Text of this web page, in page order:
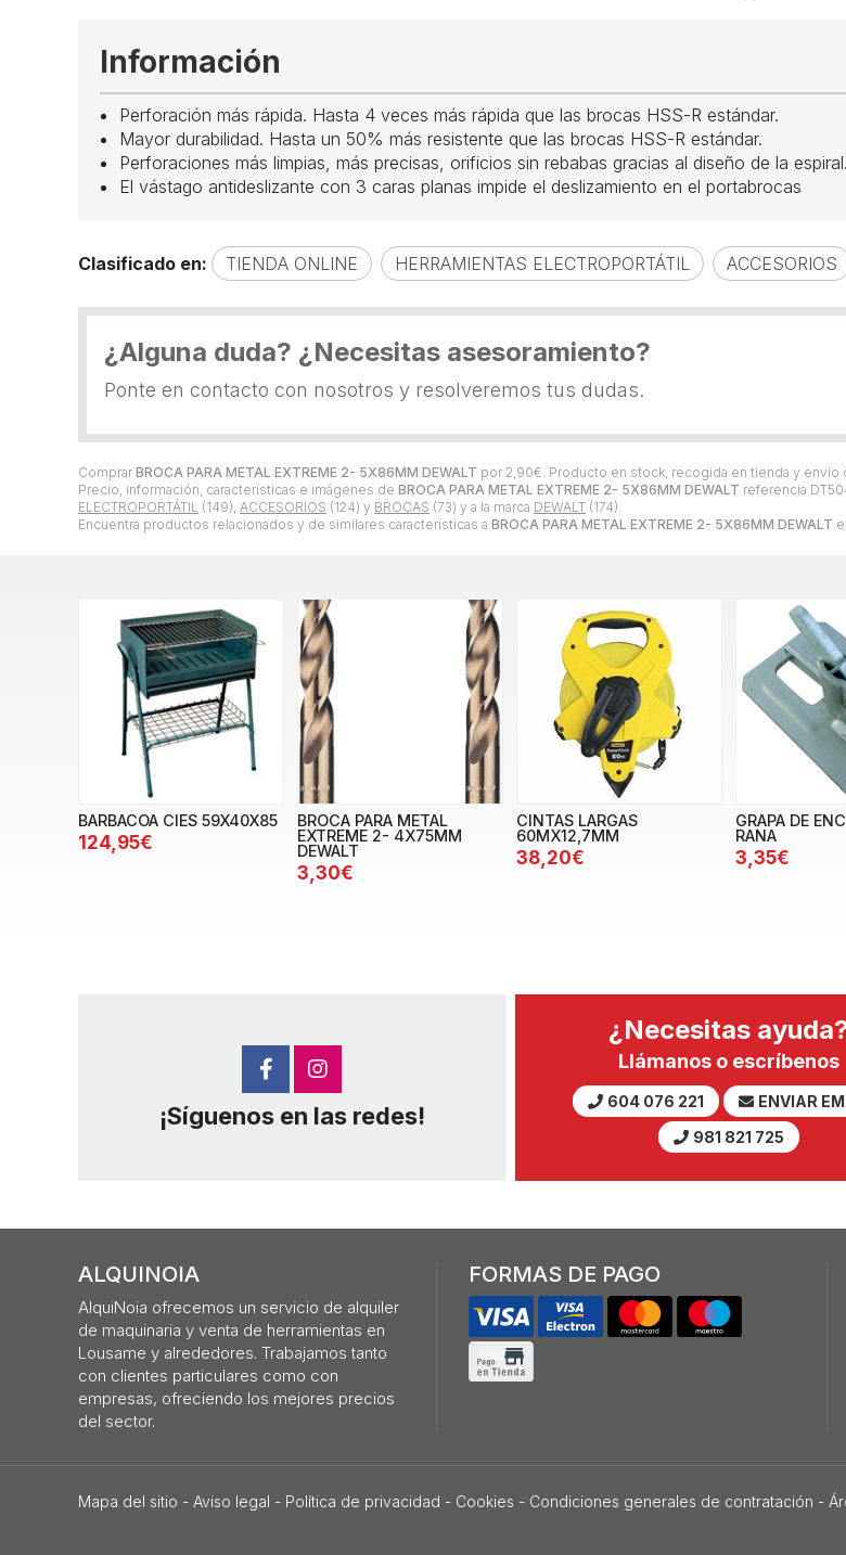
Comprar BROCA PARA METAL EXTREME 2- 5X86MM DEWALT por 2,90€. Producto en stock, recogida en tienda y envío
Precio, información, características e imágenes de BROCA PARA METAL EXTREME 2- 5X86MM DEWALT referencia
ELECTROPORTÁTIL (149), ACCESORIOS (124) y BROCAS (73) y a la marca DEWALT (174).
Encuentra productos relacionados y de similares características a BROCA PARA METAL EXTREME 2- 5X86MM DEWALT
Información
Perforación más rápida. Hasta 4 veces más rápida que las brocas HSS-R estándar.
Mayor durabilidad. Hasta un 50% más resistente que las brocas HSS-R estándar.
Perforaciones más limpias, más precisas, orificios sin rebabas gracias al diseño de la espiral.
El vástago antideslizante con 3 caras planas impide el deslizamiento en el portabrocas
Clasificado en: TIENDA ONLINE HERRAMIENTAS ELECTROPORTÁTIL ACCESORIOS
¿Alguna duda? ¿Necesitas asesoramiento?
Ponte en contacto con nosotros y resolveremos tus dudas.
BARBACOA CIES 59X40X85
124,95€
BROCA PARA METAL
EXTREME 2- 4X75MM
DEWALT
3,30€
CINTAS LARGAS
60MX12,7MM
38,20€
GRAPA DE
RANA
3,35€
¡Síguenos en las redes!
¿Necesitas
Llámanos o escríbenos
604 076 221
ENVIAR
981 821 725
ALQUINOIA
AlquiNoia ofrecemos un servicio de alquiler
de maquinaria y venta de herramientas en
Lousame y alrededores. Trabajamos tanto
con clientes particulares como con
empresas, ofreciendo los mejores precios
del sector.
FORMAS DE PAGO
Mapa del sitio - Aviso legal - Política de privacidad - Cookies - Condiciones generales de contratación -